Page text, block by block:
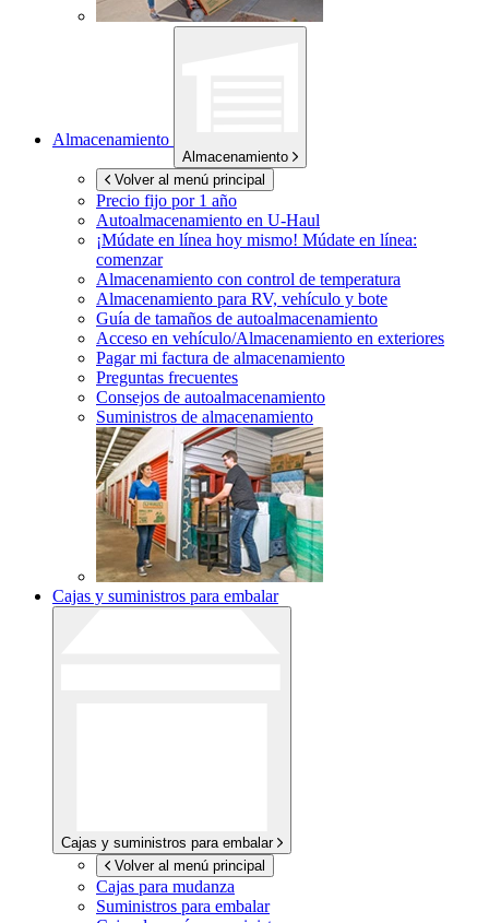
Almacenamiento
Almacenamiento
Volver al menú principal
Precio fijo por 1 año
Autoalmacenamiento en U-Haul
¡Múdate en línea hoy mismo! Múdate en línea:
comenzar
Almacenamiento con control de temperatura
Almacenamiento para RV, vehículo y bote
Guía de tamaños de autoalmacenamiento
Acceso en vehículo/Almacenamiento en exteriores
Pagar mi factura de almacenamiento
Preguntas frecuentes
Consejos de autoalmacenamiento
Suministros de almacenamiento
Cajas y suministros para embalar
Cajas y suministros para embalar
Volver al menú principal
Cajas para mudanza
Suministros para embalar